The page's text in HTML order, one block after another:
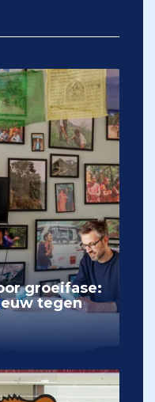
groeifase:
tegen